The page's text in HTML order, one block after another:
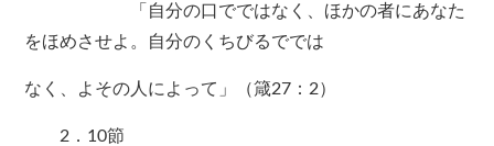
「自分の口でではなく、ほかの者にあなた
をほめさせよ。自分のくちびるででは
なく、よその人によって」（箴27：2）
2．10節